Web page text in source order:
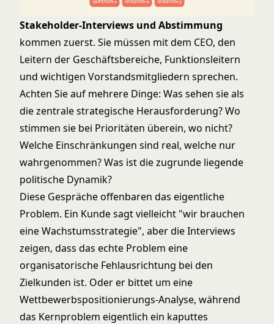
Stakeholder-Interviews und Abstimmung
kommen zuerst. Sie müssen mit dem CEO, den
Leitern der Geschäftsbereiche, Funktionsleitern
und wichtigen Vorstandsmitgliedern sprechen.
Achten Sie auf mehrere Dinge: Was sehen sie als
die zentrale strategische Herausforderung? Wo
stimmen sie bei Prioritäten überein, wo nicht?
Welche Einschränkungen sind real, welche nur
wahrgenommen? Was ist die zugrunde liegende
politische Dynamik?
Diese Gespräche offenbaren das eigentliche
Problem. Ein Kunde sagt vielleicht "wir brauchen
eine Wachstumsstrategie", aber die Interviews
zeigen, dass das echte Problem eine
organisatorische Fehlausrichtung bei den
Zielkunden ist. Oder er bittet um eine
Wettbewerbspositionierungs-Analyse, während
das Kernproblem eigentlich ein kaputtes